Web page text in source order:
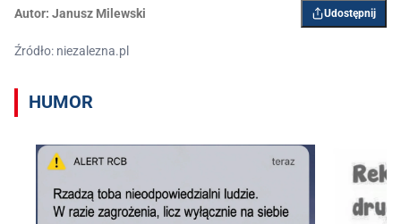
Autor: Janusz Milewski Udostępnij
Źródło: niezalezna.pl
HUMOR